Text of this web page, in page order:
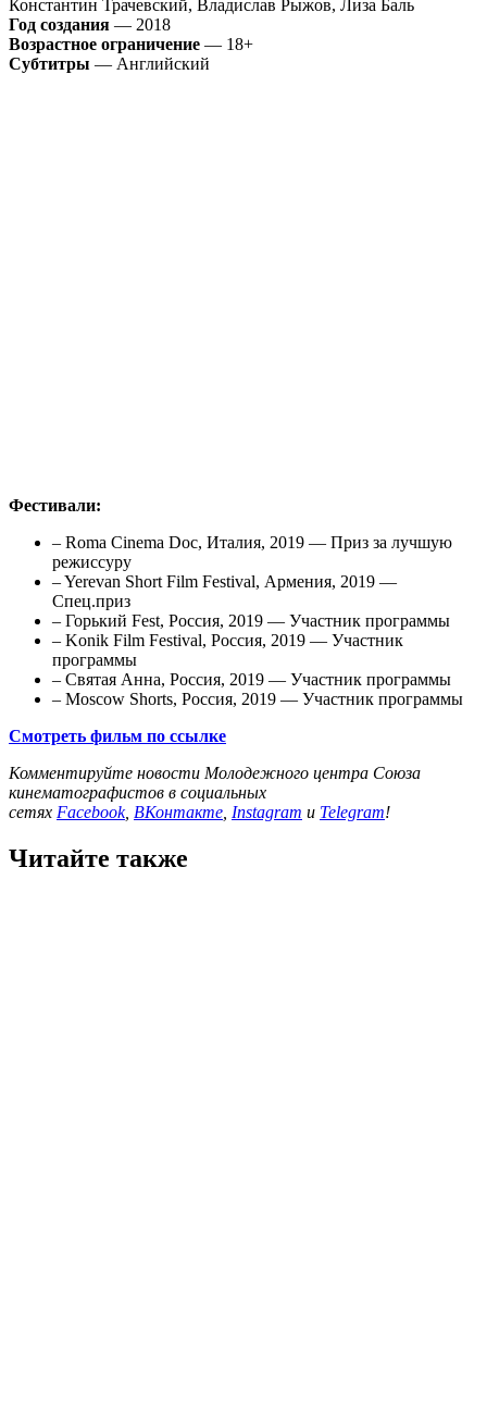
Константин Трачевский, Владислав Рыжов, Лиза Баль
Год создания — 2018
Возрастное ограничение — 18+
Субтитры — Английский
Фестивали:
– Roma Cinema Doc, Италия, 2019 — Приз за лучшую
режиссуру
– Yerevan Short Film Festival, Армения, 2019 —
Спец.приз
– Горький Fest, Россия, 2019 — Участник программы
– Konik Film Festival, Россия, 2019 — Участник
программы
– Святая Анна, Россия, 2019 — Участник программы
– Moscow Shorts, Россия, 2019 — Участник программы
Смотреть фильм по ссылке
Комментируйте новости Молодежного центра Союза
кинематографистов в социальных
сетях Facebook, ВКонтакте Instagram и Telegram!
Читайте также